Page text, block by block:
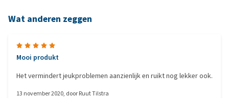
Wat anderen zeggen
Mooi produkt
Het vermindert jeukproblemen aanzienlijk en ruikt nog lekker ook.
13 november 2020, doorRuut Tilstra